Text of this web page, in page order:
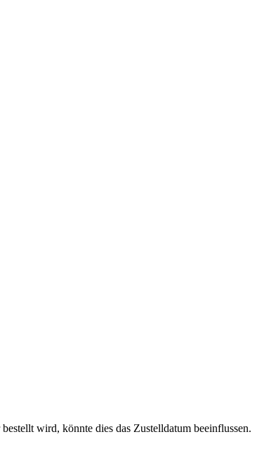
wird, könnte dies das Zustelldatum beeinflussen.